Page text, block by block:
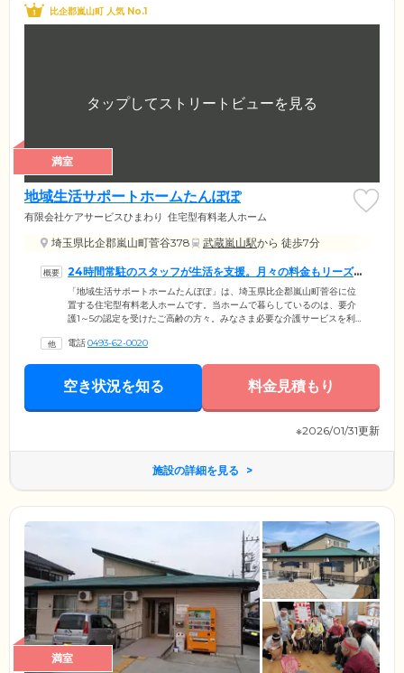
比企郡嵐山町 人気 No.1
満室
地域生活サポートホームたんぽぽ
有限会社ケアサービスひまわり 住宅型有料老人ホーム
埼玉県比企郡嵐山町菅谷378 武蔵嵐山駅から 徒歩7分
24時間常駐のスタッフが生活を支援。月々の料金もリーズ
ナブルです
「地域生活サポートホームたんぽぽ」は、埼玉県比企郡嵐山町菅谷に位
置する住宅型有料老人ホームです。当ホームで暮らしているのは、要介
護1～5の認定を受けたご高齢の方々。みなさま必要な介護サービスを利
間365日常駐。みなさまの暮らしが快適なものになるよう、生活相談をい
すため、月々の利用料金を低めに設定しています。さらにショートステ
イは1日から受付中。みなさまに当ホームの魅力を伝えられるよう精一杯
電話0493-62-0020
空き状況を知る 料金見積もり
※2026/01/31更新
施設の詳細を見る
満室